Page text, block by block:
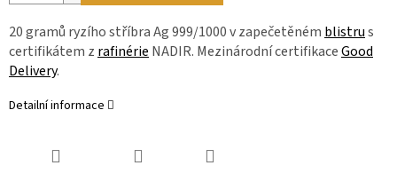
20 gramů ryzího stříbra Ag 999/1000 v zapečetěnémblistrus
certifikátem zrafinérieNADIR. Mezinárodní certifikaceGood
Delivery.
Detailní informace